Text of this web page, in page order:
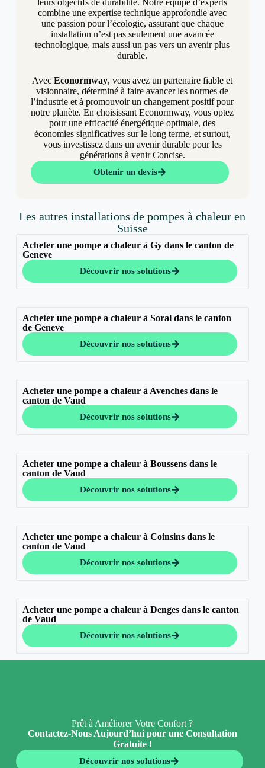
leurs objectifs de durabilité. Notre équipe d’experts
combine une expertise technique approfondie avec
une passion pour l’écologie, assurant que chaque
installation n’est pas seulement une avancée
technologique, mais aussi un pas vers un avenir plus
durable.
AvecEconormway, vous avez un partenaire fiable et
visionnaire, déterminé à faire avancer les normes de
l’industrie et à promouvoir un changement positif pour
notre planète. En choisissant Econormway, vous optez
pour une efficacité énergétique optimale, des
économies significatives sur le long terme, et surtout,
vous investissez dans un avenir durable pour les
générations à venir Concise.
Obtenir un devis
Les autres installations de pompes à chaleur en
Suisse
Acheter une pompe a chaleur à Gy dans le canton de
Geneve
Découvrir nos solutions
Acheter une pompe a chaleur à Soral dans le canton
de Geneve
Découvrir nos solutions
Acheter une pompe a chaleur à Avenches dans le
canton de Vaud
Découvrir nos solutions
Acheter une pompe a chaleur à Boussens dans le
canton de Vaud
Découvrir nos solutions
Acheter une pompe a chaleur à Coinsins dans le
canton de Vaud
Découvrir nos solutions
Acheter une pompe a chaleur à Denges dans le canton
de Vaud
Découvrir nos solutions
Prêt à Améliorer Votre Confort ?
Contactez-Nous Aujourd’hui pour une Consultation
Gratuite !
Découvrir nos solutions